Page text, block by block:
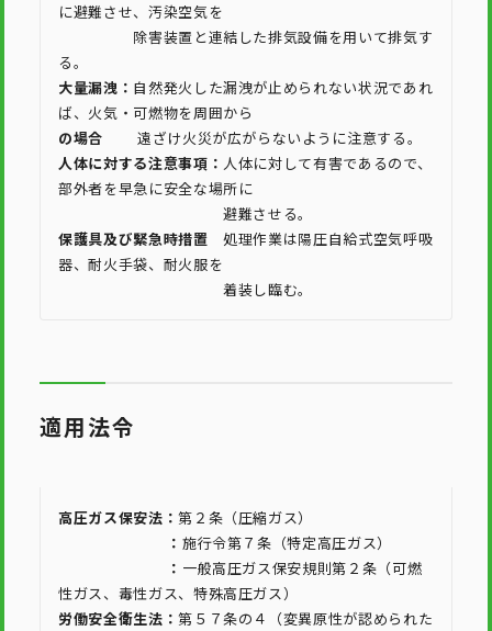
に避難させ、汚染空気を
除害装置と連結した排気設備を用いて排気す
る。
大量漏洩： 自然発火した漏洩が止められない状況であれ
ば、火気・可燃物を周囲から
の場合
遠ざけ火災が広がらないように注意する。
人体に対する注意事項： 人体に対して有害であるので、
部外者を早急に安全な場所に
避難させる。
保護具及び緊急時措置処理作業は陽圧自給式空気呼吸
器、耐火手袋、耐火服を
着装し臨む。
適用法令
高圧ガス保安法：第２条（圧縮ガス）
： 施行令第７条（特定高圧ガス）
： 一般高圧ガス保安規則第２条（可燃
性ガス、毒性ガス、特殊高圧ガス）
労働安全衛生法：第５７条の４（変異原性が認められた